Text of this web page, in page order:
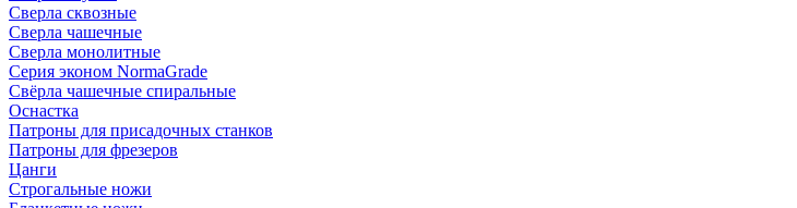
Сверла сквозные
Сверла чашечные
Сверла монолитные
Серия эконом NormaGrade
Свёрла чашечные спиральные
Оснастка
Патроны для присадочных станков
Патроны для фрезеров
Цанги
Строгальные ножи